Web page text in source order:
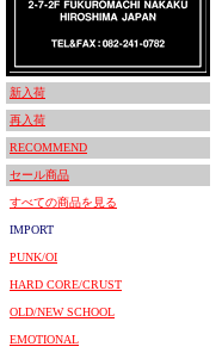
新入荷
再入荷
RECOMMEND
セール商品
すべての商品を見る
IMPORT
PUNK/OI
HARD CORE/CRUST
OLD/NEW SCHOOL
EMOTIONAL